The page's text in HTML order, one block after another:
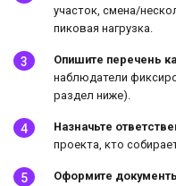
участок, смена/
пиковая нагрузка.
Опишите перечень
наблюдатели
раздел ниже).
Назначьте
проекта, кто
Оформите